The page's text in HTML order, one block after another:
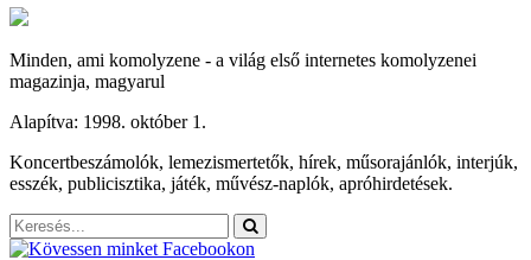
Minden, ami komolyzene - a világ első internetes komolyzenei
magazinja, magyarul
Alapítva: 1998. október 1.
Koncertbeszámolók, lemezismertetők, hírek, műsorajánlók, interjúk,
esszék, publicisztika, játék, művész-naplók, apróhirdetések.